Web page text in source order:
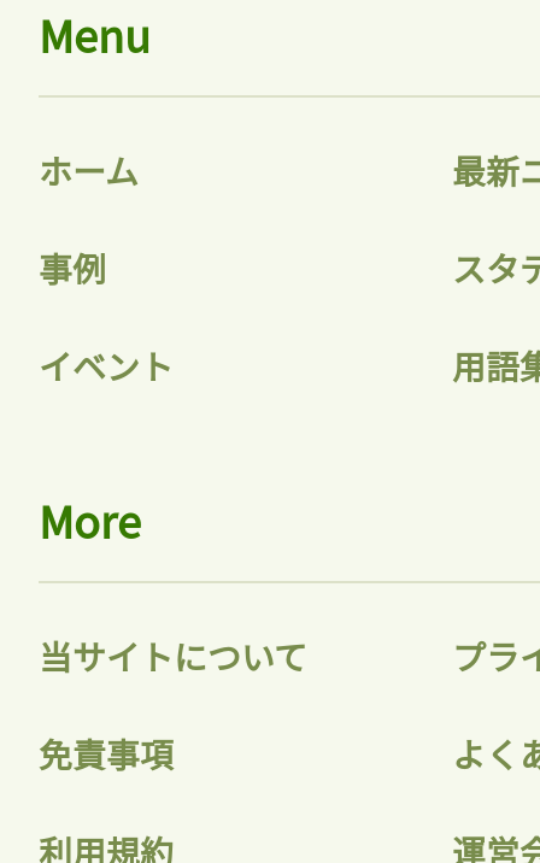
Menu
ホーム 最新
事例 スタ
イベント 用語
More
当サイトについて プラ
免責事項 よく
利用規約 運営